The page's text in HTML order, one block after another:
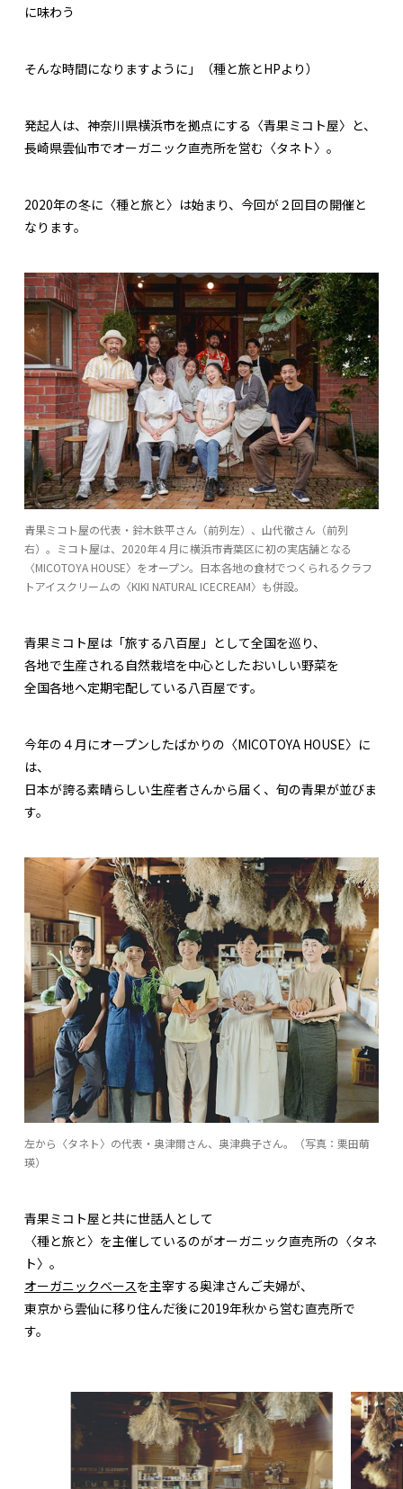
に味わう
そんな時間になりますように」（種と旅とHPより）
発起人は、神奈川県横浜市を拠点にする〈青果ミコト屋〉と、
長崎県雲仙市でオーガニック直売所を営む〈タネト〉。
2020年の冬に〈種と旅と〉は始まり、今回が２回目の開催と
なります。
青果ミコト屋の代表・鈴木鉄平さん（前列左）、山代徹さん（前列
右）。ミコト屋は、2020年４月に横浜市青葉区に初の実店舗となる
〈MICOTOYA HOUSE〉をオープン。日本各地の食材でつくられるクラフ
トアイスクリームの〈KIKI NATURAL ICECREAM〉も併設。
青果ミコト屋は「旅する八百屋」として全国を巡り、
各地で生産される自然栽培を中心としたおいしい野菜を
全国各地へ定期宅配している八百屋です。
今年の４月にオープンしたばかりの〈MICOTOYA HOUSE〉に
は、
日本が誇る素晴らしい生産者さんから届く、旬の青果が並びま
す。
左から〈タネト〉の代表・奥津爾さん、奥津典子さん。（写真：栗田萌
瑛）
青果ミコト屋と共に世話人として
〈種と旅と〉を主催しているのがオーガニック直売所の〈タネ
ト〉。
オーガニックベースを主宰する奥津さんご夫婦が、
東京から雲仙に移り住んだ後に2019年秋から営む直売所で
す。